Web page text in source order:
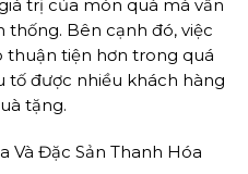
trị của món quà mà vẫn
thống. Bên cạnh đó, việc
tiện hơn trong quá
tố được nhiều khách hàng
tặng.
Và Đặc Sản Thanh Hóa